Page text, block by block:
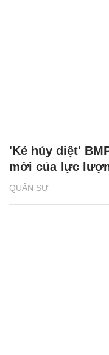
QUÂN SỰ
'Kẻ hủy diệt'
mới của lực